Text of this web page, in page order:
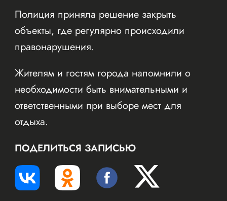
Полиция приняла решение закрыть
объекты, где регулярно происходили
правонарушения.
Жителям и гостям города напомнили о
необходимости быть внимательными и
ответственными при выборе мест для
отдыха.
ПОДЕЛИТЬСЯ ЗАПИСЬЮ